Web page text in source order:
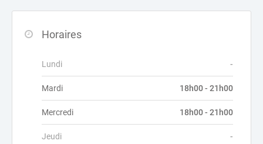
Horaires
Lundi -
Mardi 18h00 - 21h00
Mercredi 18h00 - 21h00
Jeudi -